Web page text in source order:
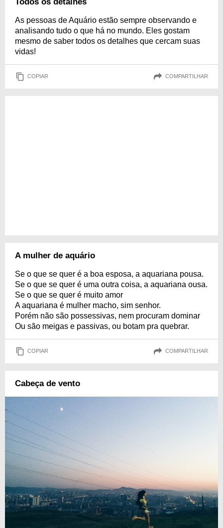
As pessoas de Aquário estão sempre observando e
analisando tudo o que há no mundo. Eles gostam
mesmo de saber todos os detalhes que cercam suas
vidas!
COPIAR COMPARTILHAR
A mulher de aquário
Se o que se quer é a boa esposa, a aquariana pousa.
Se o que se quer é uma outra coisa, a aquariana ousa.
Se o que se quer é muito amor
A aquariana é mulher macho, sim senhor.
Porém não são possessivas, nem procuram dominar
Ou são meigas e passivas, ou botam pra quebrar.
COPIAR COMPARTILHAR
Cabeça de vento